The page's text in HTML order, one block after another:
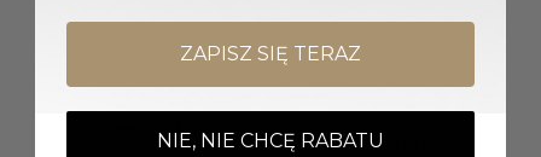
szklana z półką styl modern
classic
2599,00 zł
tapicerowana ciemny szary
welwet, nogi srebrne, stal
1390,00
ZAPISZ SIĘ TERAZ
NIE, NIE CHCĘ RABATU